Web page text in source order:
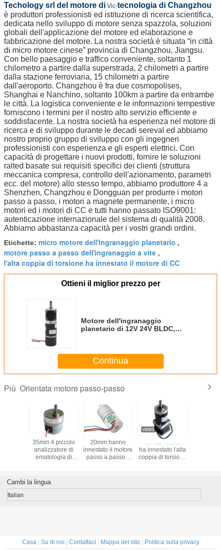
Techology srl del motore di Vic-tecnologia di Changzhou
è produttori professionisti ed istituzione di ricerca scientifica,
dedicata nello sviluppo di motore senza spazzola, soluzioni
globali dell'applicazione del motore ed elaborazione e
fabbricazione del motore. La nostra società è situata “in città
di micro motore cinese” provincia di Changzhou, Jiangsu.
Con bello paesaggio e traffico conveniente, soltanto 1
chilometro a partire dalla superstrada, 2 chilometri a partire
dalla stazione ferroviaria, 15 chilometri a partire
dall'aeroporto. Changzhou è fra due cosmopolises,
Shanghai e Nanchino, soltanto 100km a partire da entrambe
le città. La logistica conveniente e le informazioni tempestive
forniscono i termini per il nostro alto servizio efficiente e
soddisfacente. La nostra società ha esperienza nel motore di
ricerca e di sviluppo durante le decadi sereval ed abbiamo
nostro proprio gruppo di sviluppo con gli ingegneri
professionisti con esperienza e gli esperti elettrici. Con
capacità di progettare i nuovi prodotti, fornire le soluzioni
ralted basate sui requisiti specifici dei clienti (struttura
meccanica compresa, controllo dell'azionamento, parametri
ecc. del motore) allo stesso tempo, abbiamo produttore 4 a
Shenzhen, Changzhou e Dongguan per produrre i motori
passo a passo, i motori a magnete permanente, i micro
motori ed i motori di CC e tutti hanno passato ISO9001:
autenticazione internazionale del sistema di qualità 2008.
Abbiamo abbastanza capacità per i vostri grandi ordini.
Etichette: micro motore dell'ingranaggio planetario ,
motore passo a passo dell'ingranaggio a vite ,
l'alta coppia di torsione ha innestato il motore di CC
Ottieni il miglior prezzo per
Motore dell'ingranaggio
planetario di 12V 24V BLDC,
dell'ingranaggio a vite di CC
Continua
Più Orientata motore passo-passo
di
a vite
35mm 4 piccolo
analizzatore di
ematologia di
passo di fase 12
V/analizzatore
20mm hanno
innestato il motore
passo a passo 2
ha innestato l'alta
coppia di torsione
Cambi la lingua
Italian
Casa | Su di noi | Contattaci | Mappa del sito| Politica sulla privacy